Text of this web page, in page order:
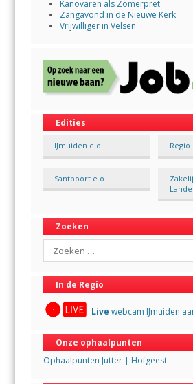
Kanovaren als Zomerpret
Zangavond in de Nieuwe Kerk
Vrijwilliger in Velsen
Edities
IJmuiden e.o. Regio
Santpoort e.o.
Zoeken
Search
In de Regio
Live webcam IJmuiden
Onze ophaalpunten
Ophaalpunten Jutter | Hofgeest